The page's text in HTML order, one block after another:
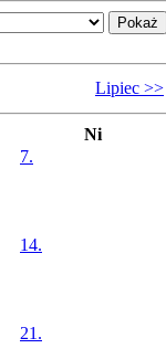
Lipiec >>
Ni
7.
14.
21.